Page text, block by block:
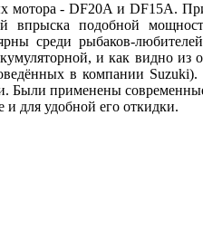
- DF20A и DF15A.
подобной
среди рыбаков-
и как видно из
в компании
Были применены
для удобной его откидки.